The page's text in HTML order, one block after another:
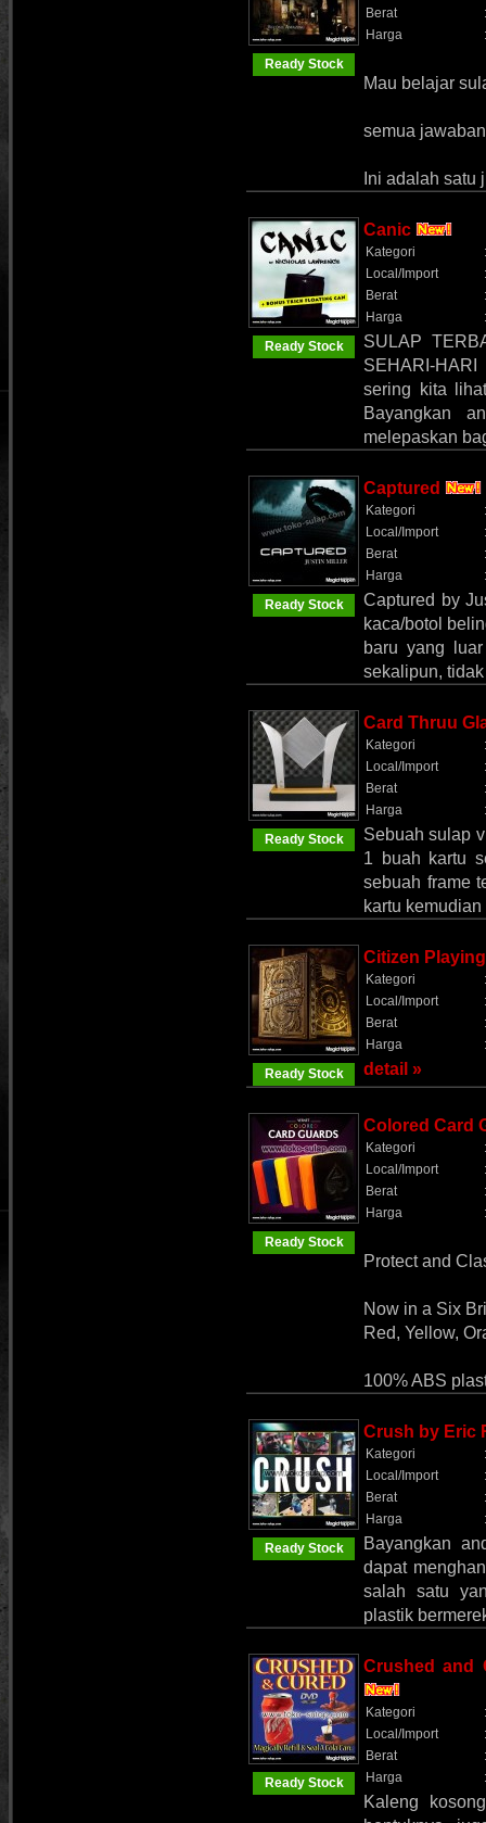
Ready Stock
Berat
:
Harga
:
Mau belajar
semua
Ini adalah satu
Ready Stock
Canic
Kategori
:
Local/Import
:
Berat
:
Harga
:
SULAP
SEHARI-
sering kita
Bayangkan
melepaskan
Ready Stock
Captured
Kategori
:
Local/Import
:
Berat
:
Harga
:
Captured by
kaca/botol
baru yang
sekalipun,
Ready Stock
Card Thruu
Kategori
:
Local/Import
:
Berat
:
Harga
:
Sebuah sulap
1 buah kartu
sebuah frame
kartu
Ready Stock
Citizen
Kategori
:
Local/Import
:
Berat
:
Harga
:
detail »
Ready Stock
Colored Card
Kategori
:
Local/Import
:
Berat
:
Harga
:
Protect and
Now in a Six
Red, Yellow,
100% ABS
Ready Stock
Crush by Eric
Kategori
:
Local/Import
:
Berat
:
Harga
:
Bayangkan
dapat
salah satu
plastik
Ready Stock
Crushed and
Kategori
:
Local/Import
:
Berat
:
Harga
:
Kaleng